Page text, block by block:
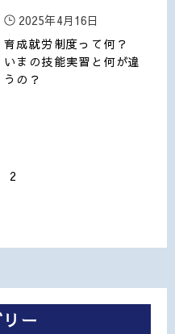
ー
2025年4月16日
育成就労制度って何？
いまの技能実習と何が違
うの？
2